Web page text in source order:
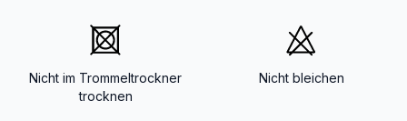
Nicht im Trommeltrockner
trocknen
Nicht bleichen